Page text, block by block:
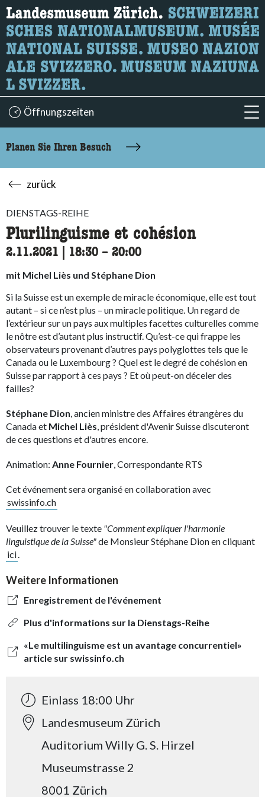
Wonach suchen Sie?
Hier können Sie nach Inhalten der Seite suchen.
Öffnungszeiten
Planen Sie Ihren Besuch
zurück
DIENSTAGS-REIHE
Plurilinguisme et cohésion
2.11.2021 18:30 accessibility.time_to
– 20:00
mit Michel Liès und Stéphane Dion
Si la Suisse est un exemple de miracle économique, elle est tout
autant – si ce n’est plus – un miracle politique. Un regard de
l’extérieur sur un pays aux multiples facettes culturelles comme
le nôtre est d’autant plus instructif. Qu’est-ce qui frappe les
observateurs provenant d’autres pays polyglottes tels que le
Canada ou le Luxembourg ? Quel est le degré de cohésion en
Suisse par rapport à ces pays ? Et où peut-on déceler des
failles?
Stéphane Dion, ancien ministre des Affaires étrangères du
Canada et Michel Liès, président d'Avenir Suisse discuteront
de ces questions et d'autres encore.
Animation: Anne Fournier, Correspondante RTS
Cet événement sera organisé en collaboration avec
swissinfo.ch
Veuillez trouver le texte "Comment expliquer l'harmonie
linguistique de la Suisse"de Monsieur Stéphane Dion en cliquant
ici.
Weitere Informationen
Enregistrement de l'événement
Plus d'informations sur la Dienstags-Reihe
«Le multilinguisme est un avantage concurrentiel»
article sur swissinfo.ch
Einlass 18:00 Uhr
Landesmuseum Zürich
Auditorium Willy G. S. Hirzel
Museumstrasse 2
8001 Zürich